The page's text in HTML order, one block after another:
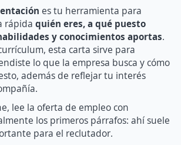
es tu herramienta para
rápida quién eres, a qué puesto
y conocimientos aportas.
esta carta sirve para
lo que la empresa busca y cómo
además de reflejar tu interés
lee la oferta de empleo con
los primeros párrafos: ahí suele
para el reclutador.